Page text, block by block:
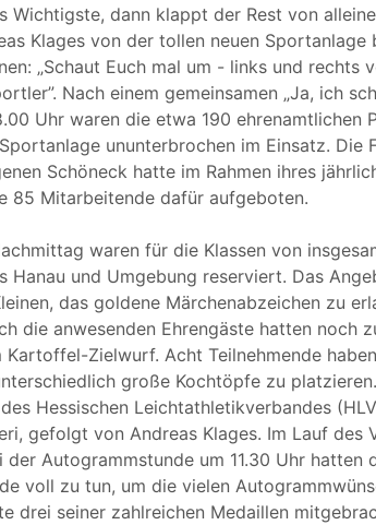
Wichtigste, dann klappt der Rest von
Klages von der tollen neuen Sportanlage
„Schaut Euch mal um - links und rechts
Nach einem gemeinsamen „Ja, ich
Uhr waren die etwa 190 ehrenamtlichen
ununterbrochen im Einsatz. Die
Schöneck hatte im Rahmen ihres
85 Mitarbeitende dafür aufgeboten.
waren für die Klassen von
Hanau und Umgebung reserviert. Das
das goldene Märchenabzeichen zu
die anwesenden Ehrengäste hatten noch
Zielwurf. Acht Teilnehmende
große Kochtöpfe zu
Hessischen Leichtathletikverbandes
gefolgt von Andreas Klages. Im Lauf des
Autogrammstunde um 11.30 Uhr hatten
voll zu tun, um die vielen
drei seiner zahlreichen Medaillen